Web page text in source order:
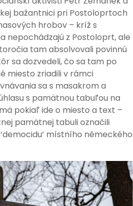
bažantnici pri Postoloprtoch
hrobov – kríž s
nepochádzajú z Postoloprt, ale
tam absolvovali povinnú
sa dozvedeli, čo sa tam po
miesto zriadili v rámci
sa s masakrom a
s pamätnou tabuľou na
pokiaľ ide o miesto a text –
pamätnej tabuli označili
místního německého